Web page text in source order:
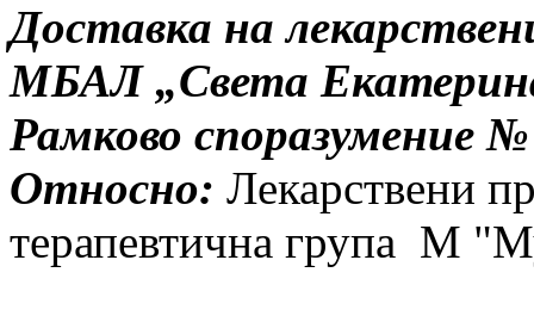
Доставка на
МБАЛ „Света
Рамково споразумение
Относно: Лекарствени
терапевтична група М